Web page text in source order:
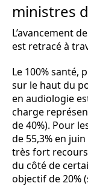
ministres
L’avancement
est retracé à
Le 100% santé,
sur le haut du
en audiologie
charge
de 40%). Pour
de 55,3% en
très fort
du côté de
objectif de 20%